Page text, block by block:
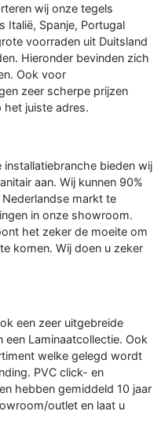
wij onze tegels
Italië, Spanje, Portugal
voorraden uit Duitsland
Hieronder bevinden zich
Ook voor
zeer scherpe prijzen
het juiste adres.
bieden wij
aan. Wij kunnen 90%
markt te
in onze showroom.
het zeker de moeite om
komen. Wij doen u zeker
een zeer uitgebreide
een Laminaatcollectie. Ook
welke gelegd wordt
PVC click- en
hebben gemiddeld 10 jaar
outlet en laat u